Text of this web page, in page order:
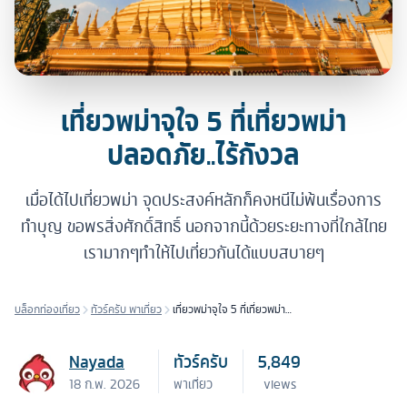
เที่ยวพม่าจุใจ 5 ที่เที่ยวพม่า
ปลอดภัย..ไร้กังวล
เมื่อได้ไปเที่ยวพม่า จุดประสงค์หลักก็คงหนีไม่พ้นเรื่องการ
ทำบุญ ขอพรสิ่งศักดิ์สิทธิ์ นอกจากนี้ด้วยระยะทางที่ใกล้ไทย
เรามากๆทำให้ไปเที่ยวกันได้แบบสบายๆ
บล็อกท่องเที่ยว ทัวร์ครับ พาเที่ยว
เที่ยวพม่าจุใจ 5 ที่เที่ยวพม่า
Nayada
18 ก.พ. 2026
ทัวร์ครับ
พาเที่ยว
5,849
views